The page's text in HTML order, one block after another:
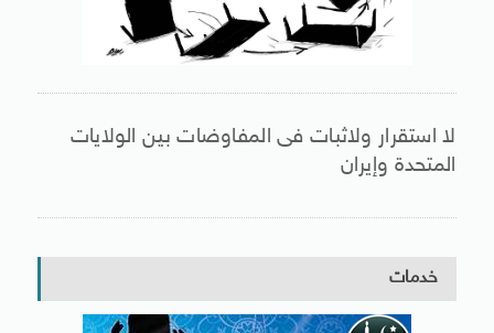
لا استقرار ولاثبات فى المفاوضات بين الولايات
المتحدة وإيران
خدمات